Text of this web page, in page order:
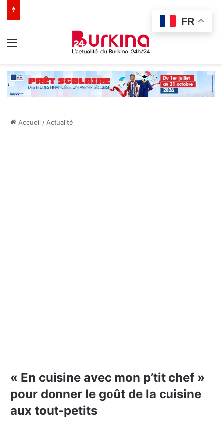
Accueil / Actualité
« En cuisine avec mon p’tit chef »
pour donner le goût de la cuisine
aux tout-petits
FR